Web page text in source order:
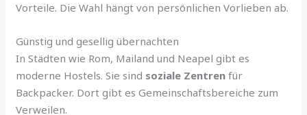
Vorteile. Die Wahl hängt von persönlichen Vorlieben ab.
Günstig und gesellig übernachten
In Städten wie Rom, Mailand und Neapel gibt es
moderne Hostels. Sie sind soziale Zentren für
Backpacker. Dort gibt es Gemeinschaftsbereiche zum
Verweilen.